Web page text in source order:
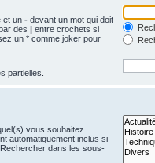
et un - devant un mot qui doit
des | entre crochets si
un * comme joker pour
partielles.
vous souhaitez
automatiquement inclus si
dans les sous-